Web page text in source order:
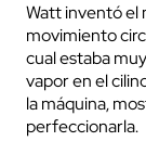
Watt inventó el
movimiento
cual estaba
vapor en el
la máquina,
perfeccionarla.